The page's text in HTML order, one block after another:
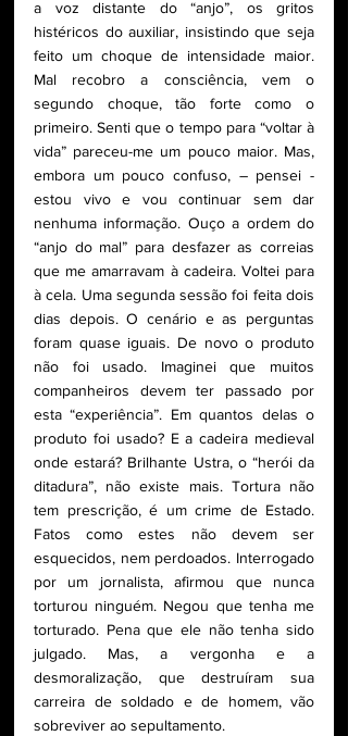
a voz distante do “anjo”, os gritos
histéricos do auxiliar, insistindo que seja
feito um choque de intensidade maior.
Mal recobro a consciência, vem o
segundo choque, tão forte como o
primeiro. Senti que o tempo para “voltar à
vida” pareceu-me um pouco maior. Mas,
embora um pouco confuso, – pensei -
estou vivo e vou continuar sem dar
nenhuma informação. Ouço a ordem do
“anjo do mal” para desfazer as correias
que me amarravam à cadeira. Voltei para
à cela. Uma segunda sessão foi feita dois
dias depois. O cenário e as perguntas
foram quase iguais. De novo o produto
não foi usado. Imaginei que muitos
companheiros devem ter passado por
esta “experiência”. Em quantos delas o
produto foi usado? E a cadeira medieval
onde estará? Brilhante Ustra, o “herói da
ditadura”, não existe mais. Tortura não
tem prescrição, é um crime de Estado.
Fatos como estes não devem ser
esquecidos, nem perdoados. Interrogado
por um jornalista, afirmou que nunca
torturou ninguém. Negou que tenha me
torturado. Pena que ele não tenha sido
julgado. Mas, a vergonha e a
desmoralização, que destruíram sua
carreira de soldado e de homem, vão
sobreviver ao sepultamento.